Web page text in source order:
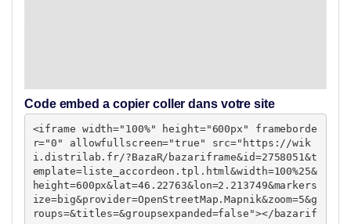
Code embed a copier coller dans votre site
<iframe width="100%" height="600px" frameborde
r="0" allowfullscreen="true" src="https://wik
i.distrilab.fr/?BazaR/bazariframe&id=2758051&t
emplate=liste_accordeon.tpl.html&width=100%25&
height=600px&lat=46.22763&lon=2.213749&markers
ize=big&provider=OpenStreetMap.Mapnik&zoom=5&g
roups=&titles=&groupsexpanded=false"></bazarif